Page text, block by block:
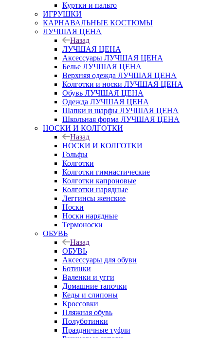
Куртки и пальто
ИГРУШКИ
КАРНАВАЛЬНЫЕ КОСТЮМЫ
ЛУЧШАЯ ЦЕНА
Назад
ЛУЧШАЯ ЦЕНА
Аксессуары ЛУЧШАЯ ЦЕНА
Белье ЛУЧШАЯ ЦЕНА
Верхняя одежда ЛУЧШАЯ ЦЕНА
Колготки и носки ЛУЧШАЯ ЦЕНА
Обувь ЛУЧШАЯ ЦЕНА
Одежда ЛУЧШАЯ ЦЕНА
Шапки и шарфы ЛУЧШАЯ ЦЕНА
Школьная форма ЛУЧШАЯ ЦЕНА
НОСКИ И КОЛГОТКИ
Назад
НОСКИ И КОЛГОТКИ
Гольфы
Колготки
Колготки гимнастические
Колготки капроновые
Колготки нарядные
Леггинсы женские
Носки
Носки нарядные
Термоноски
ОБУВЬ
Назад
ОБУВЬ
Аксессуары для обуви
Ботинки
Валенки и угги
Домашние тапочки
Кеды и слипоны
Кроссовки
Пляжная обувь
Полуботинки
Праздничные туфли